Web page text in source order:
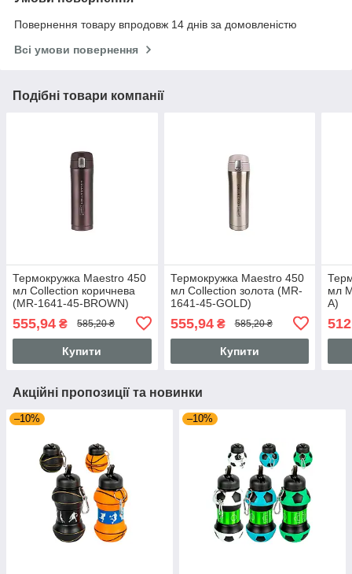
Повернення товару впродовж 14 днів за домовленістю
Всі умови повернення
Подібні товари компанії
Термокружка Maestro 450
мл Collection коричнева
(MR-1641-45-BROWN)
555,94 ₴ 585,20 ₴
Купити
Термокружка Maestro 450
мл Collection золота (MR-
1641-45-GOLD)
555,94₴ 585,20 ₴
Купити
мл
A)
Акційні пропозиції та новинки
–10% –10%